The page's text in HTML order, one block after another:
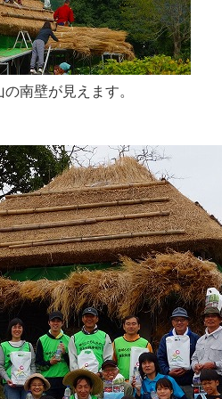
南壁が見えます。